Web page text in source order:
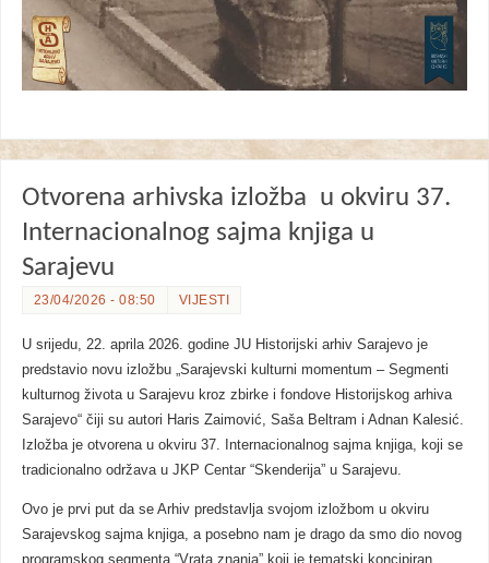
Otvorena arhivska izložba u okviru 37.
Internacionalnog sajma knjiga u
Sarajevu
23/04/2026 - 08:50 VIJESTI
U srijedu, 22. aprila 2026. godine JU Historijski arhiv Sarajevo je
predstavio novu izložbu „Sarajevski kulturni momentum – Segmenti
kulturnog života u Sarajevu kroz zbirke i fondove Historijskog arhiva
Sarajevo“ čiji su autori Haris Zaimović, Saša Beltram i Adnan Kalesić.
Izložba je otvorena u okviru 37. Internacionalnog sajma knjiga, koji se
tradicionalno održava u JKP Centar “Skenderija” u Sarajevu.
Ovo je prvi put da se Arhiv predstavlja svojom izložbom u okviru
Sarajevskog sajma knjiga, a posebno nam je drago da smo dio novog
programskog segmenta “Vrata znanja” koji je tematski koncipiran